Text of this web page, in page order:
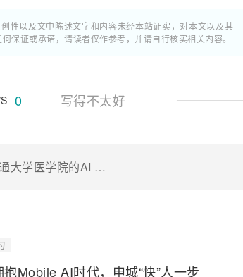
性以及文中陈述文字和内容未经本站证实，对本文以及其
保证或承诺，请读者仅作参考，并请自行核实相关内容。
0 写得不太好
从“全球样板”看高校信息化的长效投资：上海交通大学医学院的AI F5G-A万兆全光校园进化论
Mobile AI时代，申城“快”人一步